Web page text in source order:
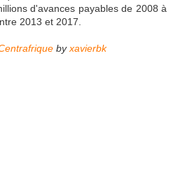
d'avances payables de 2008 à
2013 et 2017.
byxavierbk